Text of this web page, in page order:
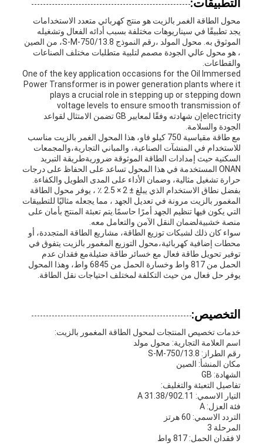
التطبيقات:
محول الطاقة الغمر بالزيت هو منتج كهربائي متعدد الاستخدامات
يجد تطبيقًا في سيناريوهات مختلفة بسبب أدائه الفعال وتشغيله
الموثوق به. محول المولد ،رقم النموذج S-M-750/13.8، من الصين
، هو محول عالي الجودة مصمم لتلبية متطلبات مختلف الصناعات
والقطاعات.
One of the key application occasions for the Oil Immersed
Power Transformer is in power generation plants where it
plays a crucial role in stepping up or stepping down
voltage levels to ensure smooth transmission of
electricityإن شهادته وفقًا لمعايير GB تضمن الامتثال لقواعد
الجودة والسلامة.
مع طاقة مقياسية 750 كيلو فاو، هذا المحول الغمر بالزيت مناسب
للاستخدام في المنشآت الصناعية، والمباني التجارية،والمجمعات
السكنية حيث إمدادات الطاقة الموثوقة ضروريةطريقة التبريد
ONAN المستخدمة في هذا المحول تساعد على الحفاظ على درجات
حرارة تشغيل مثالية، وضمان الأداء على المدى الطويل والكفاءة.
بفضل نطاق الاستخدام الذي يبلغ ± 2 × 2.5 ٪ ، يوفر محول الطاقة
المغمور بالزيت مرونة في تعديل الجهد ، مما يجعله مثاليًا للتطبيقات
التي يكون فيها تنظيم الجهد أمرًا حاسمًا.يتم تعبئة المنتج بأمان على
منصة خشبيةلضمان النقل الآمن والتعامل معه.
سواء كان ذلك لشبكات توزيع الطاقة، مشاريع الطاقة المتجددة، أو
محطات إضافية كهربائية،محول التوزيع المغمور بالزيت يتفوق في
توفير تحويل طاقة فعال مع خسائر طاقة ضئيلةمع فقدان عدم
الحمل من 817 واط وخسارة الحمل من 6845 واط، وهذا المحول
يوفر حل فعال من حيث التكلفة لمختلف احتياجات نقل الطاقة.
التخصيص:
خدمات تخصيص المنتجات لمحول الطاقة المغمور بالزيت:
اسم العلامة التجارية: محول مولد
رقم الطراز: S-M-750/13.8
مكان المنشأ: الصين
الشهادة: GB
تفاصيل التعبئة والتغليف:
التيار الاسمي: 31.38/902.11 A
فئة العزل: A
التردد الاسمي: 60 هرتز
المرحلة 3
لا فقدان الحمل: 817 واط